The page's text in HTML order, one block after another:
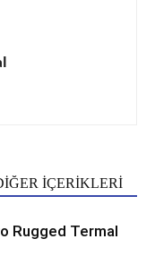
İÇERİKLERİ
Rugged Termal